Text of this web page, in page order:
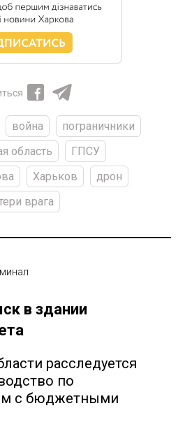
война
пограничники
область
ГПСУ
Харьков
дрон
врага
в здании
расследуется
по
с бюджетными